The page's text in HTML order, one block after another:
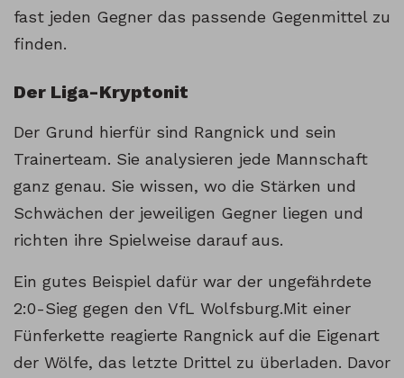
fast jeden Gegner das passende Gegenmittel zu
finden.
Der Liga-Kryptonit
Der Grund hierfür sind Rangnick und sein
Trainerteam. Sie analysieren jede Mannschaft
ganz genau. Sie wissen, wo die Stärken und
Schwächen der jeweiligen Gegner liegen und
richten ihre Spielweise darauf aus.
Ein gutes Beispiel dafür war der ungefährdete
2:0-Sieg gegen den VfL Wolfsburg.Mit einer
Fünferkette reagierte Rangnick auf die Eigenart
der Wölfe, das letzte Drittel zu überladen. Davor